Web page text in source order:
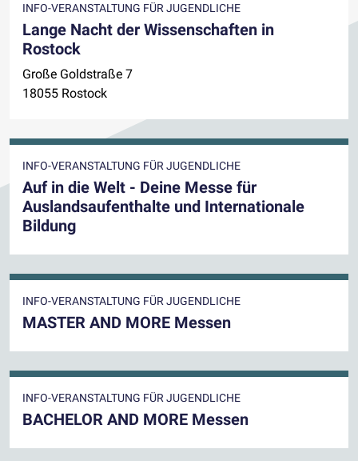
INFO-VERANSTALTUNG FÜR JUGENDLICHE
Lange Nacht der Wissenschaften in
Rostock
Große Goldstraße 7
18055 Rostock
INFO-VERANSTALTUNG FÜR JUGENDLICHE
Auf in die Welt - Deine Messe für
Auslandsaufenthalte und Internationale
Bildung
INFO-VERANSTALTUNG FÜR JUGENDLICHE
MASTER AND MORE Messen
INFO-VERANSTALTUNG FÜR JUGENDLICHE
BACHELOR AND MORE Messen